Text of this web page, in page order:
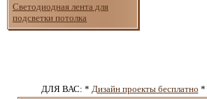
Светодиодная лента для
подсветки потолка
ДЛЯ ВАС: * Дизайн проекты бесплатно *